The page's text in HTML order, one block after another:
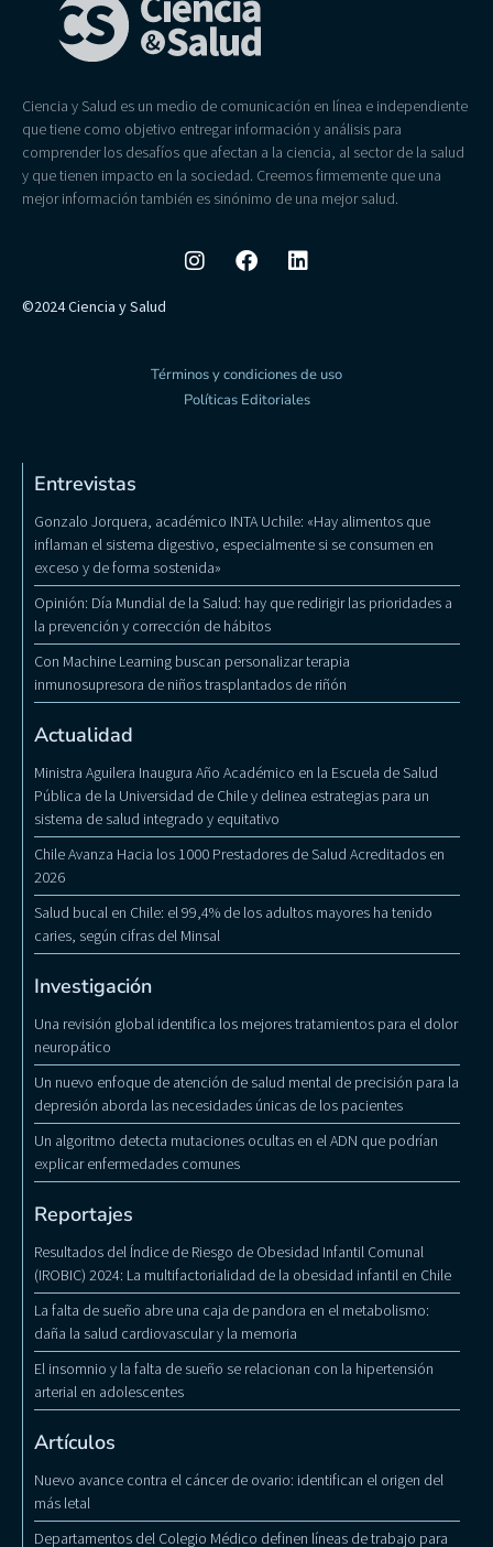
Ciencia y Salud es un medio de comunicación en línea e independiente
que tiene como objetivo entregar información y análisis para
comprender los desafíos que afectan a la ciencia, al sector de la salud
y que tienen impacto en la sociedad. Creemos firmemente que una
mejor información también es sinónimo de una mejor salud.
©2024 Ciencia y Salud
Términos y condiciones de uso
Políticas Editoriales
Entrevistas
Gonzalo Jorquera, académico INTA Uchile: «Hay alimentos que
inflaman el sistema digestivo, especialmente si se consumen en
exceso y de forma sostenida»
Opinión: Día Mundial de la Salud: hay que redirigir las prioridades a
la prevención y corrección de hábitos
Con Machine Learning buscan personalizar terapia
inmunosupresora de niños trasplantados de riñón
Actualidad
Ministra Aguilera Inaugura Año Académico en la Escuela de Salud
Pública de la Universidad de Chile y delinea estrategias para un
sistema de salud integrado y equitativo
Chile Avanza Hacia los 1000 Prestadores de Salud Acreditados en
2026
Salud bucal en Chile: el 99,4% de los adultos mayores ha tenido
caries, según cifras del Minsal
Investigación
Una revisión global identifica los mejores tratamientos para el dolor
neuropático
Un nuevo enfoque de atención de salud mental de precisión para la
depresión aborda las necesidades únicas de los pacientes
Un algoritmo detecta mutaciones ocultas en el ADN que podrían
explicar enfermedades comunes
Reportajes
Resultados del Índice de Riesgo de Obesidad Infantil Comunal
(IROBIC) 2024: La multifactorialidad de la obesidad infantil en Chile
La falta de sueño abre una caja de pandora en el metabolismo:
daña la salud cardiovascular y la memoria
El insomnio y la falta de sueño se relacionan con la hipertensión
arterial en adolescentes
Artículos
Nuevo avance contra el cáncer de ovario: identifican el origen del
más letal
Departamentos del Colegio Médico definen líneas de trabajo para